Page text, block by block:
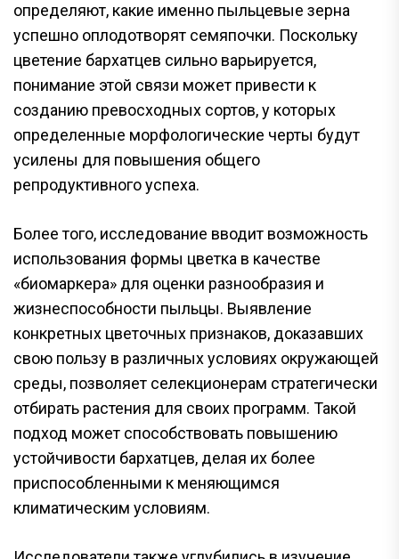
определяют, какие именно пыльцевые зерна
успешно оплодотворят семяпочки. Поскольку
цветение бархатцев сильно варьируется,
понимание этой связи может привести к
созданию превосходных сортов, у которых
определенные морфологические черты будут
усилены для повышения общего
репродуктивного успеха.
Более того, исследование вводит возможность
использования формы цветка в качестве
«биомаркера» для оценки разнообразия и
жизнеспособности пыльцы. Выявление
конкретных цветочных признаков, доказавших
свою пользу в различных условиях окружающей
среды, позволяет селекционерам стратегически
отбирать растения для своих программ. Такой
подход может способствовать повышению
устойчивости бархатцев, делая их более
приспособленными к меняющимся
климатическим условиям.